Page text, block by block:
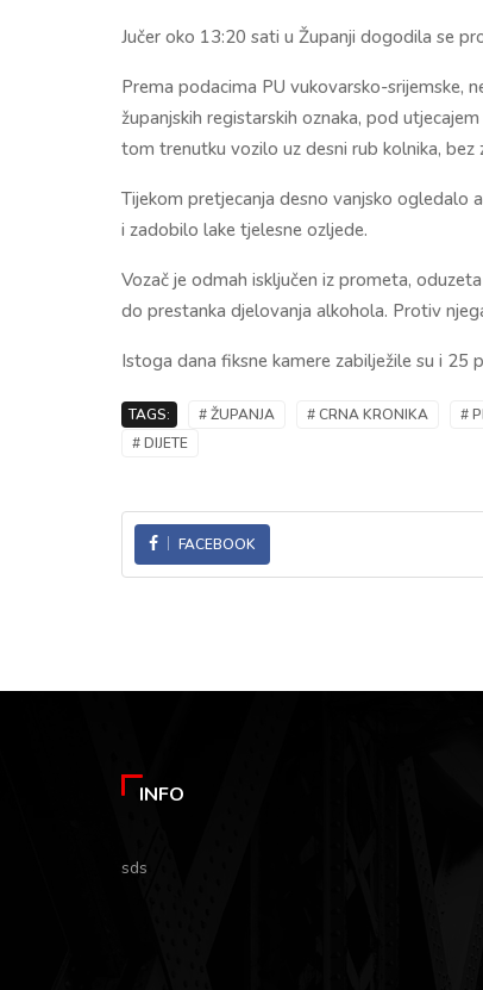
Jučer oko 13:20 sati u Županji dogodila se
Prema podacima PU vukovarsko-srijemske,
županjskih registarskih oznaka, pod
tom trenutku vozilo uz desni rub kolnika, bez
Tijekom pretjecanja desno vanjsko ogledalo
i zadobilo lake tjelesne ozljede.
Vozač je odmah isključen iz prometa,
do prestanka djelovanja alkohola. Protiv
Istoga dana fiksne kamere zabilježile su i 25
TAGS: # ŽUPANJA # CRNA KRONIKA #
# DIJETE
FACEBOOK
INFO
sds